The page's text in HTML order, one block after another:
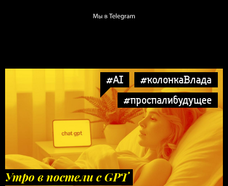
#AI
#колонкаВлада
#проспалибудущее
Утро в постели с GPT